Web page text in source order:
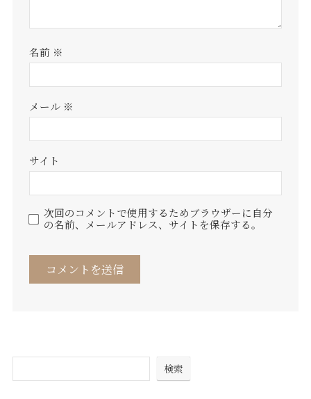
名前 ※
メール ※
サイト
次回のコメントで使用するためブラウザーに自分
の名前、メールアドレス、サイトを保存する。
検索